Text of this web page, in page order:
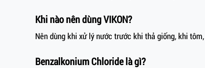
Khi nào nên dùng VIKON?
Nên dùng khi xử lý nước trước khi thả giống, khi
Benzalkonium Chloride là gì?